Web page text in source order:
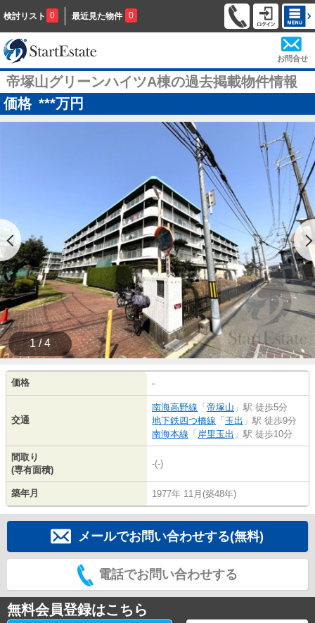
検討リスト 0 最近見た物件 0
お問合せ
帝塚山グリーンハイツA棟の過去掲載物件情報
価格 ***万円
1 / 4
価格 -
交通
南海高野線 「 帝塚山 」駅 徒歩5分
地下鉄四つ橋線 「 玉出 」駅 徒歩9分
南海本線 「 岸里玉出 」駅 徒歩10分
間取り
(専有面積)
-(-)
築年月 1977年 11月(築48年)
メールでお問い合わせする(無料)
電話でお問い合わせする
無料会員登録はこちら